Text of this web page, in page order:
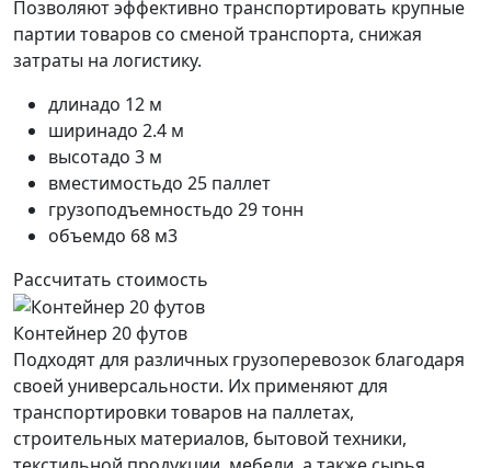
Позволяют эффективно транспортировать крупные
партии товаров со сменой транспорта, снижая
затраты на логистику.
длинадо 12 м
ширинадо 2.4 м
высотадо 3 м
вместимостьдо 25 паллет
грузоподъемностьдо 29 тонн
объемдо 68 м3
Рассчитать стоимость
Контейнер 20 футов
Подходят для различных грузоперевозок благодаря
своей универсальности. Их применяют для
транспортировки товаров на паллетах,
строительных материалов, бытовой техники,